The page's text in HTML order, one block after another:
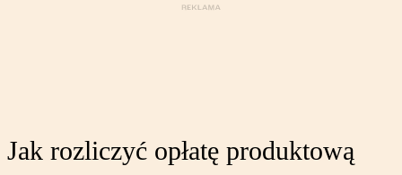
Jak rozliczyć opłatę produktową